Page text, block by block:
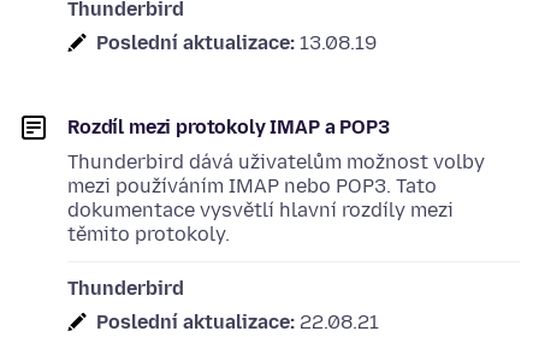
Thunderbird
Poslední aktualizace: 13.08.19
Rozdíl mezi protokoly IMAP a POP3
Thunderbird dává uživatelům možnost volby
mezi používáním IMAP nebo POP3. Tato
dokumentace vysvětlí hlavní rozdíly mezi
těmito protokoly.
Thunderbird
Poslední aktualizace: 22.08.21